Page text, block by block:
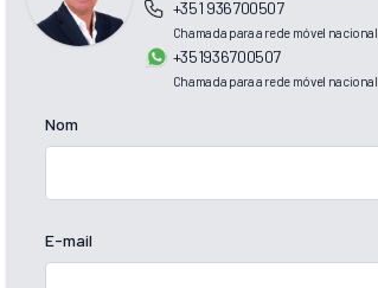
+351 936700507
Chamada para a rede móvel nacional
+351936700507
Chamada para a rede móvel nacional
Nom
E-mail